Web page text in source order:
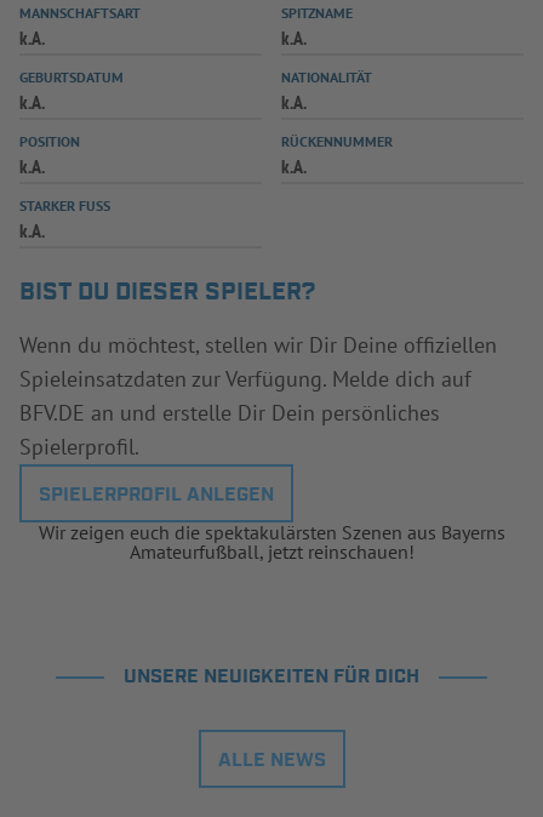
SPIELPLUS
MANNSCHAFTSART
k.A.
SPITZNAME
k.A.
GEBURTSDATUM
k.A.
NATIONALITÄT
k.A.
POSITION
k.A.
RÜCKENNUMMER
k.A.
STARKER FUSS
k.A.
BIST DU DIESER SPIELER?
Wenn du möchtest, stellen wir Dir Deine offiziellen
Spieleinsatzdaten zur Verfügung. Melde dich auf
BFV.DE an und erstelle Dir Dein persönliches
Spielerprofil.
SPIELERPROFIL ANLEGEN
Wir zeigen euch die spektakulärsten Szenen aus Bayerns
Amateurfußball, jetzt reinschauen!
UNSERE NEUIGKEITEN FÜR DICH
ALLE NEWS